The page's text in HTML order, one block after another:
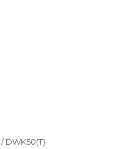
/ DWK50(T)